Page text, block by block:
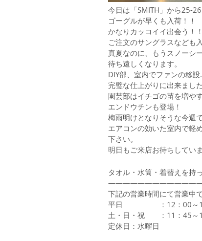
今日は「SMITH」から25-
ゴーグルが早くも入荷！！
かなりカッコイイ出会う！！
ご注文のサングラスなども
真夏なのに、もうスノーシ
待ち遠しくなります。
DIY部、室内でファンの移
完璧な仕上がりに出来ました
園芸部はイチゴの苗を増や
エンドウチンも登場！
梅雨明けとなりそうな今週
エアコンの効いた室内で軽
下さい。
明日もご来店お待ちしていま
タオル・水筒・着替えを持
下記の営業時間にて営業中で
平日 ：12：00～
土・日・祝 ：11：45～
定休日：水曜日